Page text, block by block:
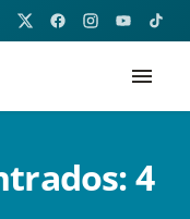
menu
4